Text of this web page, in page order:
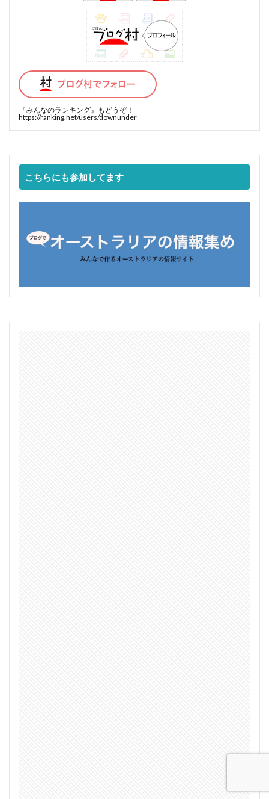
『みんなのランキング』 もどうぞ！
https://ranking.net/users/downunder
こちらにも参加してます